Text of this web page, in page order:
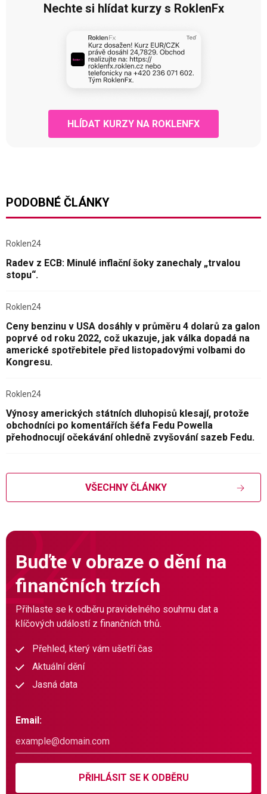
Nechte si hlídat kurzy s RoklenFx
HLÍDAT KURZY NA ROKLENFX
PODOBNÉ ČLÁNKY
Roklen24
Radev z ECB: Minulé inflační šoky zanechaly „trvalou
stopu“.
Roklen24
Ceny benzinu v USA dosáhly v průměru 4 dolarů za galon
poprvé od roku 2022, což ukazuje, jak válka dopadá na
americké spotřebitele před listopadovými volbami do
Kongresu.
Roklen24
Výnosy amerických státních dluhopisů klesají, protože
obchodníci po komentářích šéfa Fedu Powella
přehodnocují očekávání ohledně zvyšování sazeb Fedu.
VŠECHNY ČLÁNKY
Buďte v obraze o dění na
finančních trzích
Přihlaste se k odběru pravidelného souhrnu dat a
klíčových událostí z finančních trhů.
Přehled, který vám ušetří čas
Aktuální dění
Jasná data
Email:
PŘIHLÁSIT SE K ODBĚRU